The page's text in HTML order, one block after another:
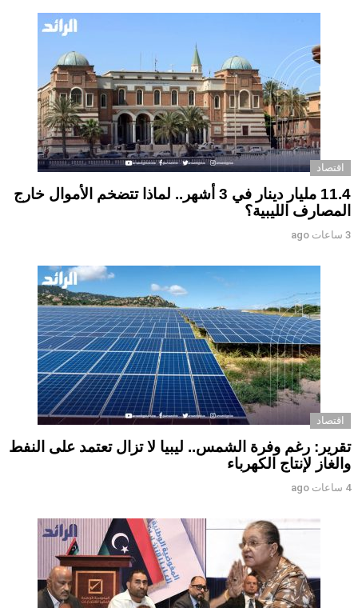
اقتصاد
11.4 مليار دينار في 3 أشهر.. لماذا تتضخم الأموال خارج
المصارف الليبية؟
3 ساعات ago
اقتصاد
تقرير: رغم وفرة الشمس.. ليبيا لا تزال تعتمد على النفط
والغاز لإنتاج الكهرباء
4 ساعات ago